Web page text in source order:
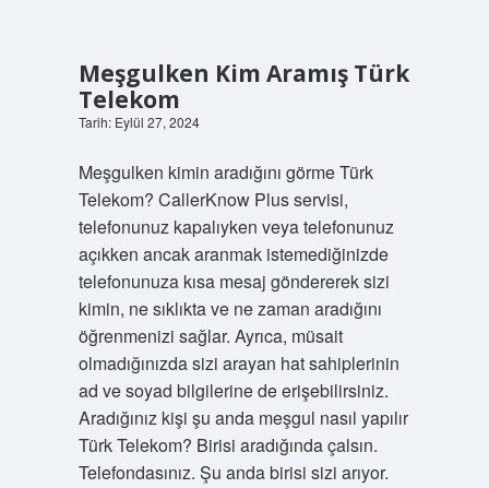
İlham
Meşgulken Kim Aramış Türk
Telekom
Tarih: Eylül 27, 2024
Meşgulken kimin aradığını görme Türk
Telekom? CallerKnow Plus servisi,
telefonunuz kapalıyken veya telefonunuz
açıkken ancak aranmak istemediğinizde
telefonunuza kısa mesaj göndererek sizi
kimin, ne sıklıkta ve ne zaman aradığını
öğrenmenizi sağlar. Ayrıca, müsait
olmadığınızda sizi arayan hat sahiplerinin
ad ve soyad bilgilerine de erişebilirsiniz.
Aradığınız kişi şu anda meşgul nasıl yapılır
Türk Telekom? Birisi aradığında çalsın.
Telefondasınız. Şu anda birisi sizi arıyor.